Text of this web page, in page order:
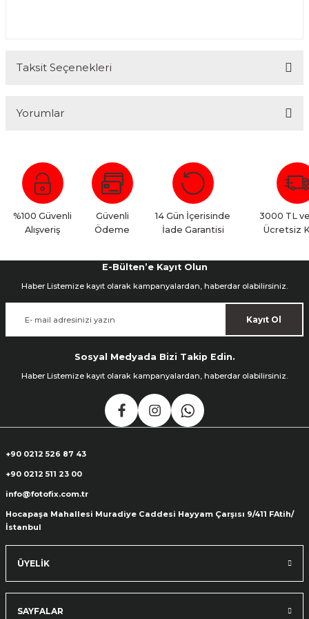
Taksit Seçenekleri
Yorumlar
Bu ürüne ilk yorumu siz yapın!
Yorum Yaz
%100 Güvenli
Alışveriş
Güvenli
Ödeme
14 Gün İçerisinde
İade Garantisi
3000 TL
Ücretsiz
E-Bülten’e Kayıt Olun
Haber Listemize kayıt olarak kampanyalardan, haberdar olabilirsiniz.
Kayıt Ol
Sosyal Medyada Bizi Takip Edin.
Haber Listemize kayıt olarak kampanyalardan, haberdar olabilirsiniz.
+90 0212 526 87 43
+90 0212 511 23 00
info@fotofix.com.tr
Hocapaşa Mahallesi Muradiye Caddesi Hayyam Çarşısı 9/411 FAtih/
İstanbul
ÜYELİK
SAYFALAR